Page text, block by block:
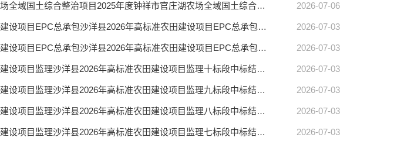
【钟祥市中心】2025年度钟祥市官庄湖农场全域国土综合整治项目2025年度钟祥市官庄湖农场全域国土综合整治项目初步设计中标结果公告(标段编号HBZX-202606GT-001001001) 2026-07-06
【沙洋县中心】沙洋县2026年高标准农田建设项目EPC总承包沙洋县2026年高标准农田建设项目EPC总承包三标段中标结果公告(标段编号HBSH-202605GT-001001003) 2026-07-03
【沙洋县中心】沙洋县2026年高标准农田建设项目EPC总承包沙洋县2026年高标准农田建设项目EPC总承包一标段中标结果公告(标段编号HBSH-202605GT-001001001) 2026-07-03
【沙洋县中心】沙洋县2026年高标准农田建设项目监理沙洋县2026年高标准农田建设项目监理十标段中标结果公告(标段编号HBSH-202605GT-002001010) 2026-07-03
【沙洋县中心】沙洋县2026年高标准农田建设项目监理沙洋县2026年高标准农田建设项目监理九标段中标结果公告(标段编号HBSH-202605GT-002001009) 2026-07-03
【沙洋县中心】沙洋县2026年高标准农田建设项目监理沙洋县2026年高标准农田建设项目监理八标段中标结果公告(标段编号HBSH-202605GT-002001008) 2026-07-03
【沙洋县中心】沙洋县2026年高标准农田建设项目监理沙洋县2026年高标准农田建设项目监理七标段中标结果公告(标段编号HBSH-202605GT-002001007) 2026-07-03